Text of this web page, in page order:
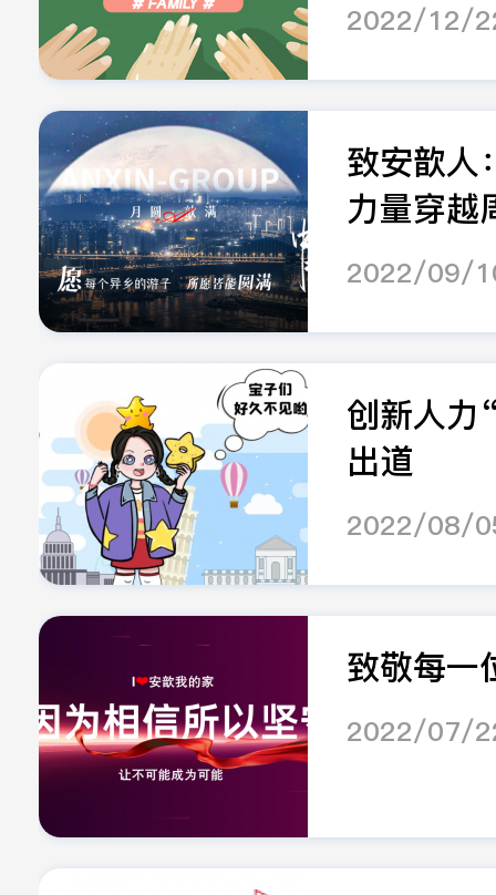
2022/12/
致安歆人
力量穿越
2022/09/
创新人力
出道
2022/08/
致敬每一
2022/07/